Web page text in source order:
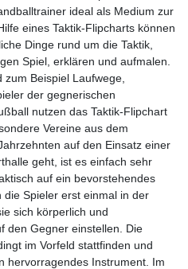
ideal als Medium zur
eines Taktik-Flipcharts können
Dinge rund um die Taktik,
Spiel, erklären und aufmalen.
Beispiel Laufwege,
der gegnerischen
nutzen das Taktik-Flipchart
Vereine aus dem
auf den Einsatz einer
geht, ist es einfach sehr
auf ein bevorstehendes
Spieler erst einmal in der
sich körperlich und
den Gegner einstellen. Die
im Vorfeld stattfinden und
hervorragendes Instrument. Im